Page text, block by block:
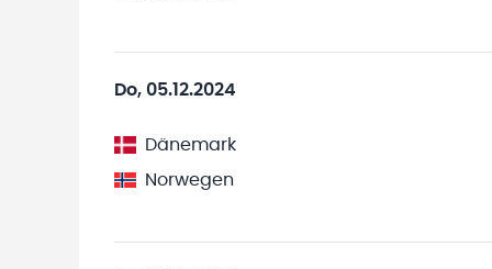
Do, 05.12.2024
Dänemark
Norwegen